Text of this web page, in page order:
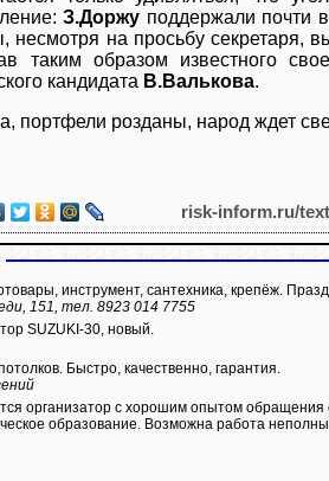
З.Доржу поддержали почти
несмотря на просьбу секретаря,
таким образом известного
кандидата В.Валькова.
портфели розданы, народ ждет
risk-inform.ru/
инструмент, сантехника, крепёж.
151, тел. 8923 014 7755
SUZUKI-30, новый.
Быстро, качественно, гарантия.
организатор с хорошим опытом
образование. Возможна работа